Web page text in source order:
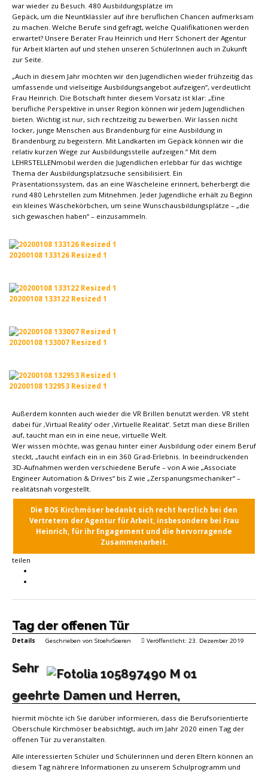
war wieder zu Besuch. 480 Ausbildungsplätze im
Gepäck, um die Neuntklässler auf ihre beruflichen Chancen aufmerksam
zu machen. Welche Berufe sind gefragt, welche Qualifikationen werden
erwartet? Unsere Berater Frau Heinrich und Herr Schonert der Agentur
für Arbeit klärten auf und stehen unseren SchülerInnen auch in Zukunft
zur Seite.
„Auch in diesem Jahr möchten wir den Jugendlichen wieder frühzeitig das
umfassende und vielseitige Ausbildungsangebot aufzeigen“, verdeutlicht
Frau Heinrich. Die Botschaft hinter diesem Vorsatz ist klar: „Eine
berufliche Perspektive in unser Region können wir jedem Jugendlichen
bieten. Wichtig ist nur, sich rechtzeitig zu bewerben. Wir lassen nicht
locker, junge Menschen aus Brandenburg für eine Ausbildung in
Brandenburg zu begeistern. Mit Landkarten im Gepäck können wir die
relativ kurzen Wege zur Ausbildungsstelle aufzeigen.“ Mit dem
LEHRSTELLENmobil werden die Jugendlichen erlebbar für das wichtige
Thema der Ausbildungsplatzsuche sensibilisiert. Ein
Präsentationssystem, das an eine Wäscheleine erinnert, beherbergt die
rund 480 Lehrstellen zum Mitnehmen. Jeder Jugendliche erhält zu Beginn
ein kleines Wäschekörbchen, um seine Wunschausbildungsplätze – „die
sich gewaschen haben“ – einzusammeln.
20200108 133126 Resized 1
20200108 133122 Resized 1
20200108 133007 Resized 1
20200108 132953 Resized 1
Außerdem konnten auch wieder die VR Brillen benutzt werden. VR steht
dabei für ‚Virtual Reality‘ oder ‚Virtuelle Realität‘. Setzt man diese Brillen
auf, taucht man ein in eine neue, virtuelle Welt.
Wer wissen möchte, was genau hinter einer Ausbildung oder einem Beruf
steckt, „taucht einfach ein in ein 360 Grad-Erlebnis. In beeindruckenden
3D-Aufnahmen werden verschiedene Berufe – von A wie „Associate
Engineer Automation & Drives“ bis Z wie „Zerspanungsmechaniker“ –
realitätsnah vorgestellt.
Die BOS Kirchmöser bedankt sich recht herzlich bei den
Vertretern der Agentur für Arbeit, insbesondere bei Frau
Heinrich, für ihr Engagement und die hervorragende
Zusammenarbeit.
teilen
Tag der offenen Tür
Details Geschrieben von StoehrSoeren Veröffentlicht: 23. Dezember 2019
Sehr
geehrte Damen und Herren,
hiermit möchte ich Sie darüber informieren, dass die Berufsorientierte
Oberschule Kirchmöser beabsichtigt, auch im Jahr 2020 einen Tag der
offenen Tür zu veranstalten.
Alle interessierten Schüler und Schülerinnen und deren Eltern können an
diesem Tag nährere Informationen zu unserem Schulprogramm und